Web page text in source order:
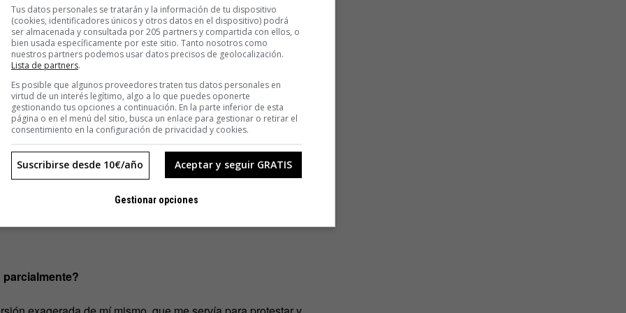
sin dibujos.
por regla general, asociadas a un público más joven?
las personas de edad más avanzada?
últimos años hemos conseguido llegar a un público adulto
no leía cómics.
en España aún no tienen títulos que vendan como los
un público generalista.
Tus datos personales se tratarán y la información de tu dispositivo
(cookies, identificadores únicos y otros datos en el dispositivo) podrá
ser almacenada y consultada por 205 partners y compartida con ellos, o
bien usada específicamente por este sitio. Tanto nosotros como
nuestros partners podemos usar datos precisos de geolocalización.
Lista de partners.
Es posible que algunos proveedores traten tus datos personales en
virtud de un interés legítimo, algo a lo que puedes oponerte
gestionando tus opciones a continuación. En la parte inferior de esta
página o en el menú del sitio, busca un enlace para gestionar o retirar el
consentimiento en la configuración de privacidad y cookies.
Aceptar y seguir GRATIS
Suscribirse desde 10€/año
Gestionar opciones